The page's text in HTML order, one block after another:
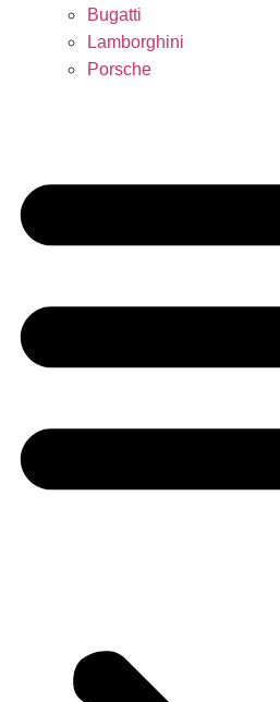
Bugatti
Lamborghini
Porsche